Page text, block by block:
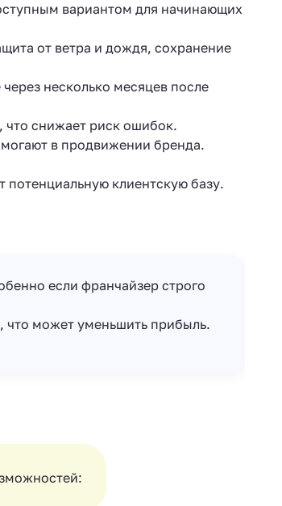
вариантом для начинающих
от ветра и дождя, сохранение
несколько месяцев после
что снижает риск ошибок.
в продвижении бренда.
потенциальную клиентскую базу.
если франчайзер строго
что может уменьшить прибыль.